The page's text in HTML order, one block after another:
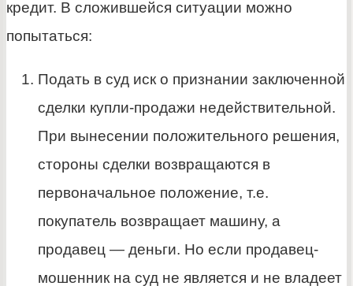
кредит. В сложившейся ситуации можно
попытаться:
Подать в суд иск о признании заключенной
сделки купли-продажи недействительной.
При вынесении положительного решения,
стороны сделки возвращаются в
первоначальное положение, т.е.
покупатель возвращает машину, а
продавец — деньги. Но если продавец-
мошенник на суд не является и не владеет